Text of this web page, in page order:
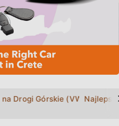
Hyundai i10, Toyota
Drogi Górskie (VW T-Roc,